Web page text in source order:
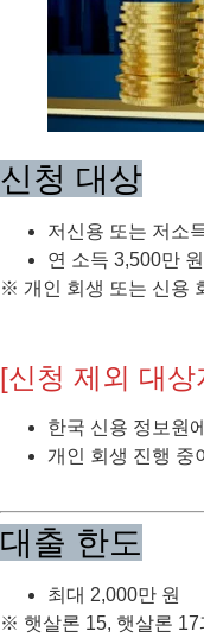
신청 대상
저신용 또는 저소
연 소득 3,500만
※ 개인 회생 또는 신용
[신청 제외 대상
한국 신용 정보원
개인 회생 진행 중
대출 한도
최대 2,000만 원
※ 햇살론 15, 햇살론 17